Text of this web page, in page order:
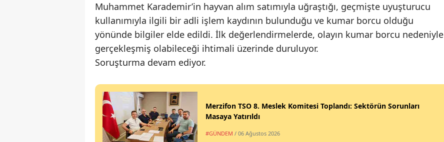
Muhammet Karademir’in hayvan alım satımıyla uğraştığı, geçmişte uyuşturucu
kullanımıyla ilgili bir adli işlem kaydının bulunduğu ve kumar borcu olduğu
yönünde bilgiler elde edildi. İlk değerlendirmelerde, olayın kumar borcu nedeniyle
gerçekleşmiş olabileceği ihtimali üzerinde duruluyor.
Soruşturma devam ediyor.
Merzifon TSO 8. Meslek Komitesi Toplandı: Sektörün Sorunları
Masaya Yatırıldı
#GÜNDEM / 06 Ağustos 2026